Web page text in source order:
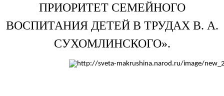
ПРИОРИТЕТ СЕМЕЙНОГО
ВОСПИТАНИЯ ДЕТЕЙ В ТРУДАХ В. А.
СУХОМЛИНСКОГО».